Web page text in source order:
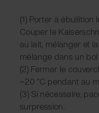
(1) Porter à ébullition
Couper le
au lait, mélanger et
mélange dans un
(2) Fermer le
−20 °C pendant au
(3) Si nécessaire,
surpression.